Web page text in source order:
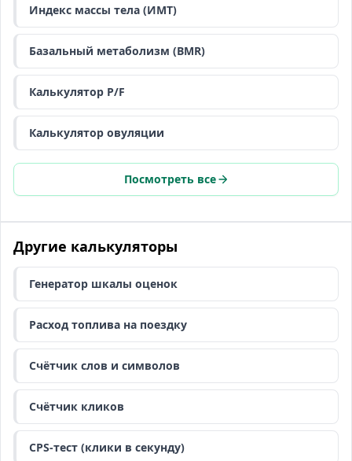
Индекс массы тела (ИМТ)
Базальный метаболизм (BMR)
Калькулятор P/F
Калькулятор овуляции
Посмотреть все
Другие калькуляторы
Генератор шкалы оценок
Расход топлива на поездку
Счётчик слов и символов
Счётчик кликов
CPS-тест (клики в секунду)